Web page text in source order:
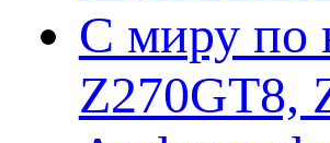
С миру по
Z270GT8,